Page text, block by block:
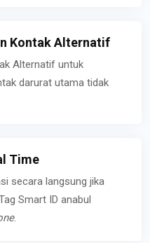
Kontak Alternatif
Alternatif untuk
darurat utama tidak
Time
secara langsung jika
Smart ID anabul
.